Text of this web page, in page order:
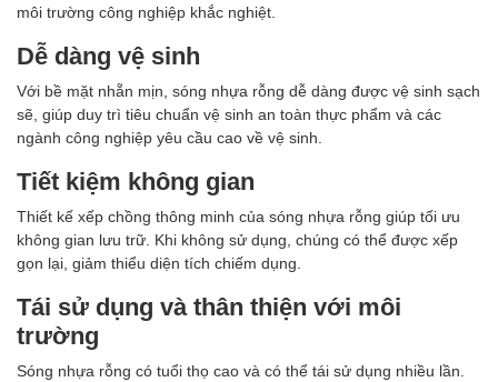
môi trường công nghiệp khắc nghiệt.
Dễ dàng vệ sinh
Với bề mặt nhẵn mịn, sóng nhựa rỗng dễ dàng được vệ sinh sạch
sẽ, giúp duy trì tiêu chuẩn vệ sinh an toàn thực phẩm và các
ngành công nghiệp yêu cầu cao về vệ sinh.
Tiết kiệm không gian
Thiết kế xếp chồng thông minh của sóng nhựa rỗng giúp tối ưu
không gian lưu trữ. Khi không sử dụng, chúng có thể được xếp
gọn lại, giảm thiểu diện tích chiếm dụng.
Tái sử dụng và thân thiện với môi
trường
Sóng nhựa rỗng có tuổi thọ cao và có thể tái sử dụng nhiều lần.